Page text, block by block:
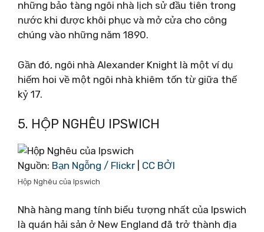
những bảo tàng ngôi nhà lịch sử đầu tiên trong
nước khi được khôi phục và mở cửa cho công
chúng vào những năm 1890.
Gần đó, ngôi nhà Alexander Knight là một ví dụ
hiếm hoi về một ngôi nhà khiêm tốn từ giữa thế
kỷ 17.
5. HỘP NGHÊU IPSWICH
Nguồn: Bạn Ngỗng / Flickr CC BỞI
Hộp Nghêu của Ipswich
Nhà hàng mang tính biểu tượng nhất của Ipswich
là quán hải sản ở New England đã trở thành địa